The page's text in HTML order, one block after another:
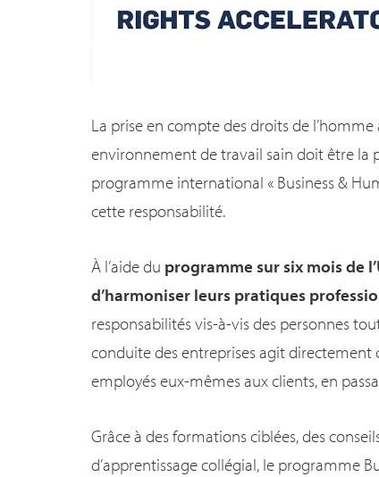
La prise en compte des droits de
environnement de travail sain doit être la
programme international « Business &
cette responsabilité.
À l’aide du programme sur six mois de
d’harmoniser leurs pratiques
responsabilités vis-à-vis des personnes
conduite des entreprises agit
employés eux-mêmes aux clients, en
Grâce à des formations ciblées, des
d’apprentissage collégial, le programme